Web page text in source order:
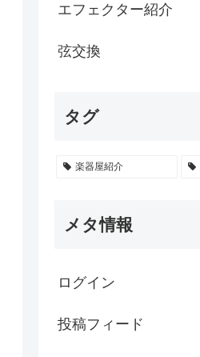
エフェクター紹介
弦交換
タグ
楽器屋紹介
メタ情報
ログイン
投稿フィード